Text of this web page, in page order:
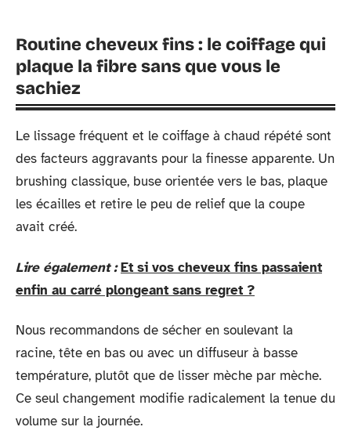
Routine cheveux fins : le coiffage qui
plaque la fibre sans que vous le
sachiez
Le lissage fréquent et le coiffage à chaud répété sont
des facteurs aggravants pour la finesse apparente. Un
brushing classique, buse orientée vers le bas, plaque
les écailles et retire le peu de relief que la coupe
avait créé.
Lire également : Et si vos cheveux fins passaient
enfin au carré plongeant sans regret ?
Nous recommandons de sécher en soulevant la
racine, tête en bas ou avec un diffuseur à basse
température, plutôt que de lisser mèche par mèche.
Ce seul changement modifie radicalement la tenue du
volume sur la journée.